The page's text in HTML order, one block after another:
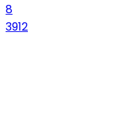
8
3912